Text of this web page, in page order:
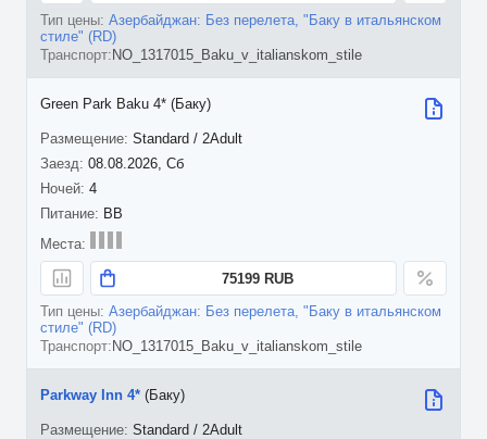
Азербайджан: Без перелета, "Баку в итальянском
стиле" (RD)
NO_1317015_Baku_v_italianskom_stile
08.08.2026, Сб
4
Green Park Baku 4* (Баку)
Standard / 2Adult
BB
75199 RUB
Азербайджан: Без перелета, "Баку в итальянском
стиле" (RD)
NO_1317015_Baku_v_italianskom_stile
Parkway Inn 4* (Баку)
Standard / 2Adult